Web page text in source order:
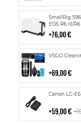
SmallRig
EOS R6 III/
76,00 €
Lisää
VSGO
69,00 €
Lisää
Canon LC-
59,00 €
Lisää